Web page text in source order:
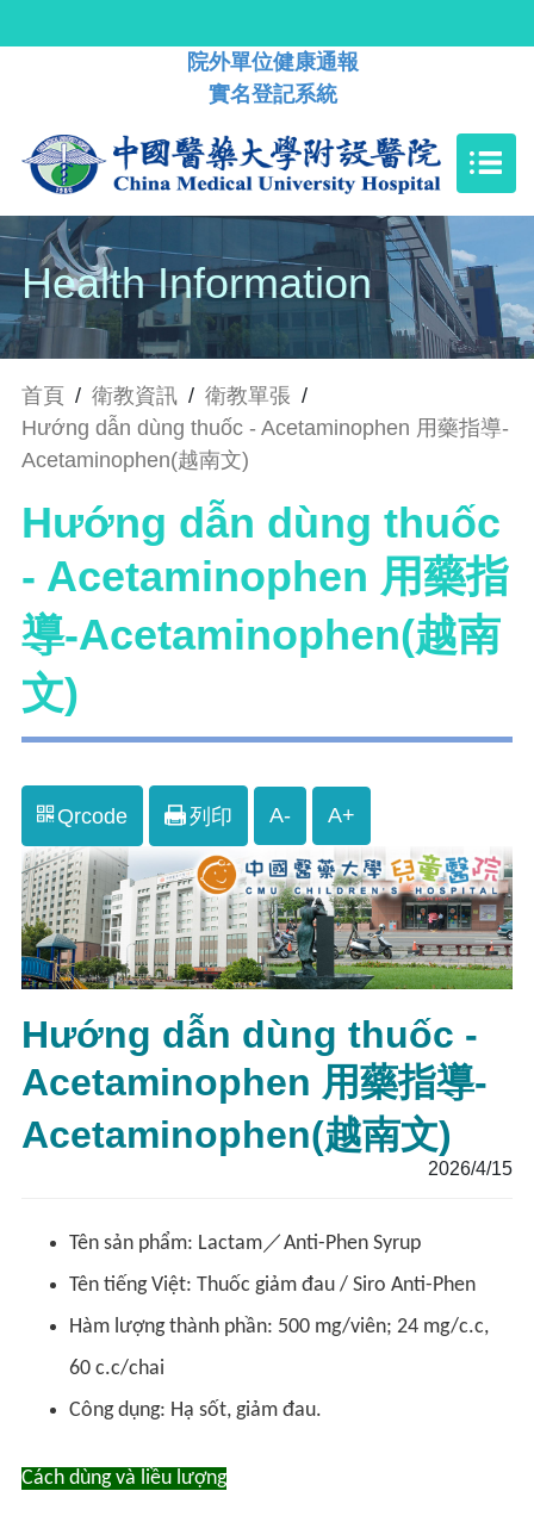
院外單位健康通報
實名登記系統
Health Information
首頁 / 衛教資訊 / 衛教單張 /
Hướng dẫn dùng thuốc - Acetaminophen 用藥指導-
Acetaminophen(越南文)
Hướng dẫn dùng thuốc
- Acetaminophen 用藥指
導-Acetaminophen(越南
文)
Qrcode 列印 A- A+
Hướng dẫn dùng thuốc -
Acetaminophen 用藥指導-
Acetaminophen(越南文)
2026/4/15
Tên sản phẩm: Lactam／Anti-Phen Syrup
Tên tiếng Việt: Thuốc giảm đau / Siro Anti-Phen
Hàm lượng thành phần: 500 mg/viên; 24 mg/c.c,
60 c.c/chai
Công dụng: Hạ sốt, giảm đau.
Cách dùng và liều lượng